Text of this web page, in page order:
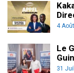
4
Le
31